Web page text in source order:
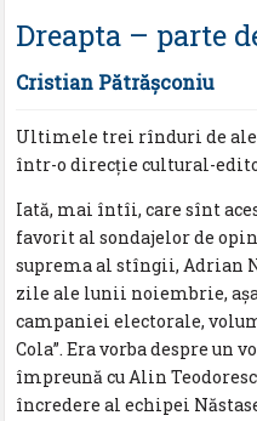
Dreapta – parte
Cristian Pătrăşconiu
Ultimele trei rînduri de
într-o direcţie cultural-
Iată, mai întîi, care sînt
favorit al sondajelor de
suprema al stîngii, Adrian
zile ale lunii noiembrie,
campaniei electorale,
Cola”. Era vorba despre un
împreună cu Alin
încredere al echipei